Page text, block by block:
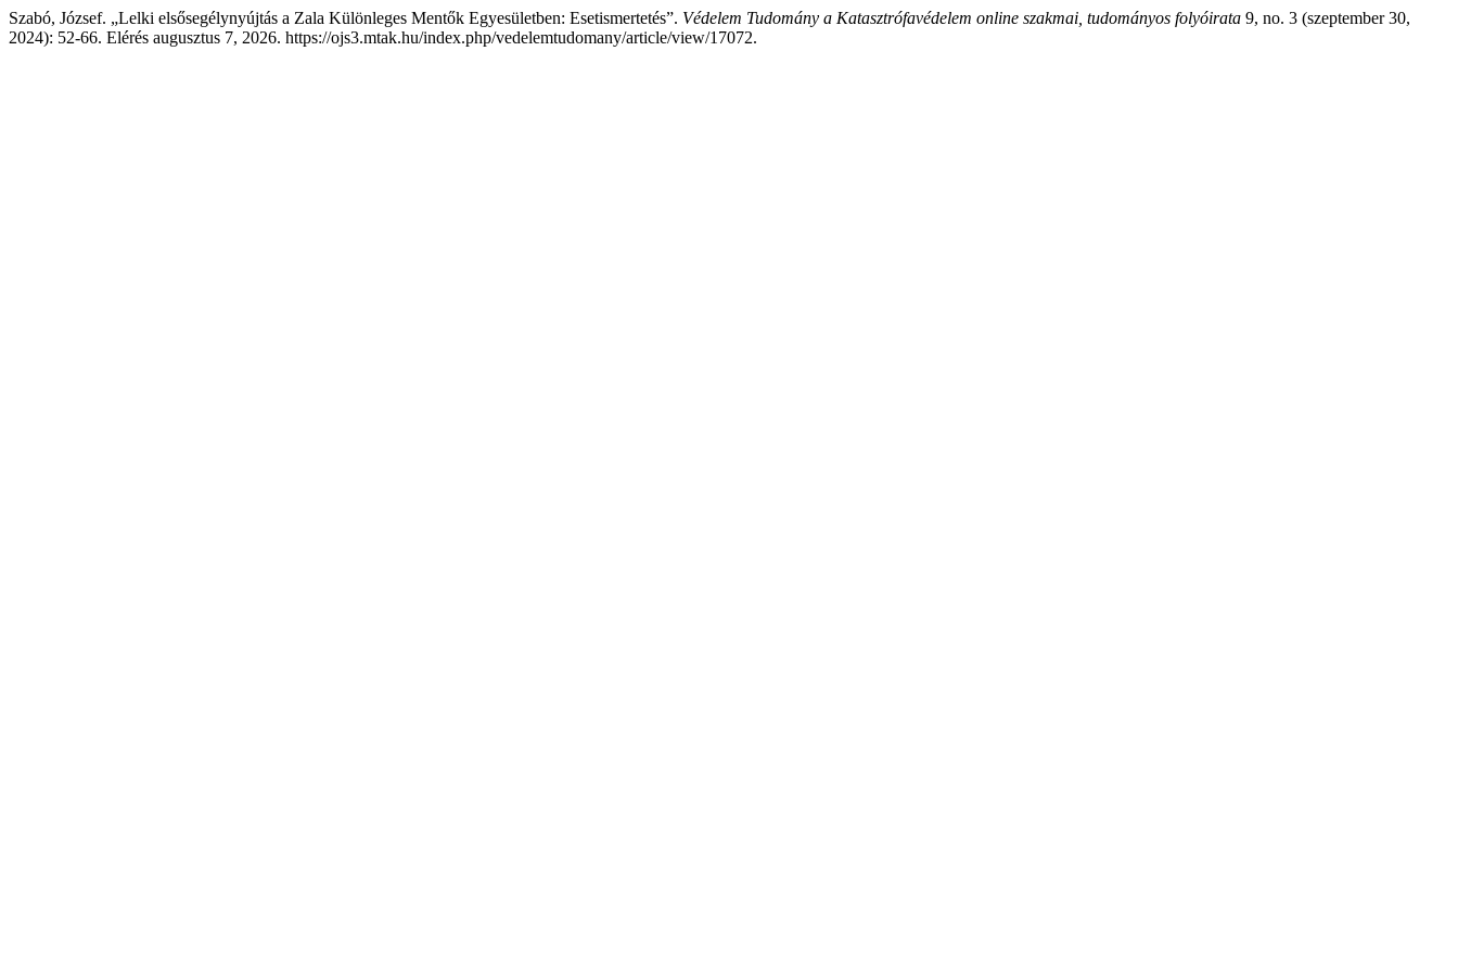
Szabó, József. „Lelki elsősegélynyújtás a Zala Különleges Mentők Egyesületben: Esetismertetés”. Védelem Tudomány a Katasztrófavédelem online szakmai, tudományos folyóirata 9, no. 3 (szeptember 30,
2024): 52-66. Elérés augusztus 7, 2026. https://ojs3.mtak.hu/index.php/vedelemtudomany/article/view/17072.